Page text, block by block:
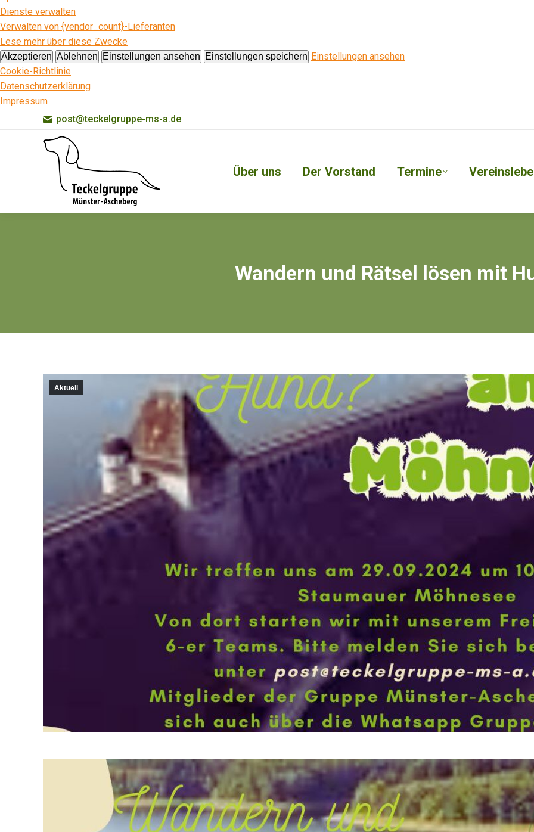
Dienste verwalten
Verwalten von {vendor_count}-Lieferanten
Lese mehr über diese Zwecke
Akzeptieren Ablehnen Einstellungen ansehen Einstellungen speichern Einstellungen ansehen
Cookie-Richtlinie
Datenschutzerklärung
Impressum
post@teckelgruppe-ms-a.de
Über uns Der Vorstand Termine
Wandern und Rätsel lösen mit
Aktuell